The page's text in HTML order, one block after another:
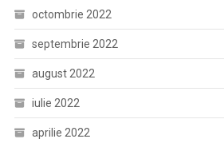
octombrie 2022
septembrie 2022
august 2022
iulie 2022
aprilie 2022